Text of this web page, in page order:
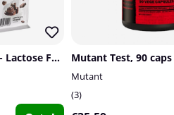
Elit Nutrition Gainer - Lactose Free, 5 kg Mutant Test, 90 caps
Mutant
3